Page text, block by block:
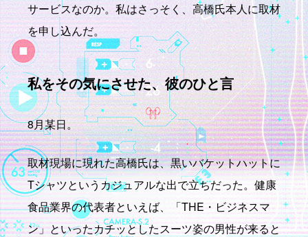
サービスなのか。私はさっそく、高橋氏本人に取材
を申し込んだ。
私をその気にさせた、彼のひと言
8月某日。
取材現場に現れた高橋氏は、黒いバケットハットに
Tシャツというカジュアルな出で立ちだった。健康
食品業界の代表者といえば、「THE・ビジネスマ
ン」といったカチッとしたスーツ姿の男性が来ると